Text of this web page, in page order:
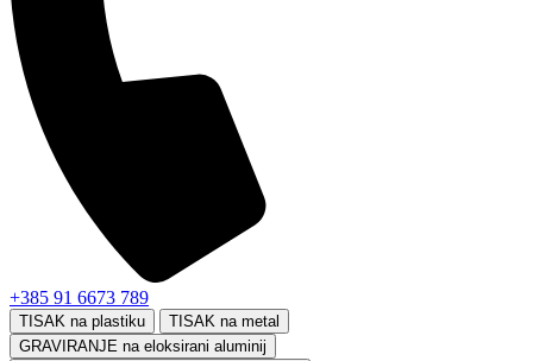
+385 91 6673 789
TISAK na plastiku
TISAK na metal
GRAVIRANJE na eloksirani aluminij